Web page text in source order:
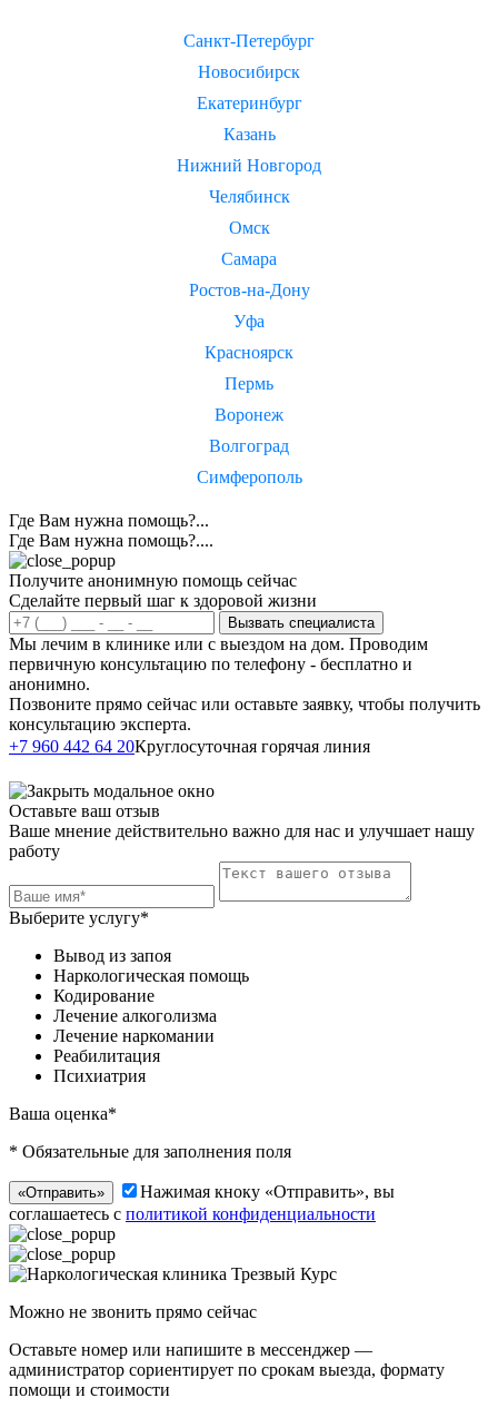
Санкт-Петербург
Новосибирск
Екатеринбург
Казань
Нижний Новгород
Челябинск
Омск
Самара
Ростов-на-Дону
Уфа
Красноярск
Пермь
Воронеж
Волгоград
Симферополь
Где Вам нужна помощь?...
Где Вам нужна помощь?....
Получите анонимную помощь сейчас
Сделайте первый шаг к здоровой жизни
Вызвать специалиста
Мы лечим в клинике или с выездом на дом. Проводим
первичную консультацию по телефону - бесплатно и
анонимно.
Позвоните прямо сейчас или оставьте заявку, чтобы получить
консультацию эксперта.
+7 960 442 64 20Круглосуточная горячая линия
Оставьте ваш отзыв
Ваше мнение действительно важно для нас и улучшает нашу
работу
Выберите услугу*
Вывод из запоя
Наркологическая помощь
Кодирование
Лечение алкоголизма
Лечение наркомании
Реабилитация
Психиатрия
Ваша оценка*
* Обязательные для заполнения поля
«Отправить»
Нажимая кноку «Отправить», вы
соглашаетесь с политикой конфиденциальности
Можно не звонить прямо сейчас
Оставьте номер или напишите в мессенджер —
администратор сориентирует по срокам выезда, формату
помощи и стоимости